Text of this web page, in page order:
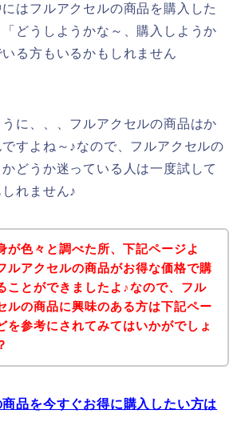
はフルアクセルの商品を購入した
どうしようかな～、購入しようか
る方もいるかもしれません
に、、、フルアクセルの商品はか
すよね～♪なので、フルアクセルの
どうか迷っている人は一度試して
れません♪
が色々と調べた所、下記ページよ
ルアクセルの商品がお得な価格で購
ことができましたよ♪なので、フル
ルの商品に興味のある方は下記ペー
を参考にされてみてはいかがでしょ
品を今すぐお得に購入したい方は